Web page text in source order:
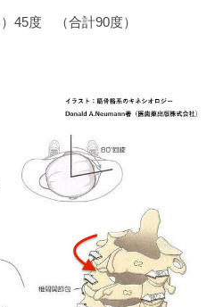
45度 （合計90度）